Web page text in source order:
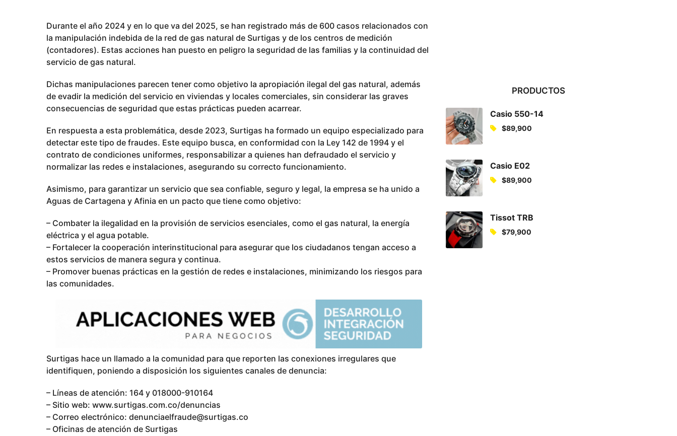
u
b
l
i
a
d
o
Durante el año 2024 y en lo que va del 2025, se han registrado más de 600 casos relacionados con
la manipulación indebida de la red de gas natural de Surtigas y de los centros de medición
(contadores). Estas acciones han puesto en peligro la seguridad de las familias y la continuidad del
servicio de gas natural.
Dichas manipulaciones parecen tener como objetivo la apropiación ilegal del gas natural, además
de evadir la medición del servicio en viviendas y locales comerciales, sin considerar las graves
consecuencias de seguridad que estas prácticas pueden acarrear.
En respuesta a esta problemática, desde 2023, Surtigas ha formado un equipo especializado para
detectar este tipo de fraudes. Este equipo busca, en conformidad con la Ley 142 de 1994 y el
contrato de condiciones uniformes, responsabilizar a quienes han defraudado el servicio y
normalizar las redes e instalaciones, asegurando su correcto funcionamiento.
Asimismo, para garantizar un servicio que sea confiable, seguro y legal, la empresa se ha unido a
Aguas de Cartagena y Afinia en un pacto que tiene como objetivo:
– Combater la ilegalidad en la provisión de servicios esenciales, como el gas natural, la energía
eléctrica y el agua potable.
– Fortalecer la cooperación interinstitucional para asegurar que los ciudadanos tengan acceso a
estos servicios de manera segura y continua.
– Promover buenas prácticas en la gestión de redes e instalaciones, minimizando los riesgos para
las comunidades.
Surtigas hace un llamado a la comunidad para que reporten las conexiones irregulares que
identifiquen, poniendo a disposición los siguientes canales de denuncia:
– Líneas de atención: 164 y 018000-910164
– Sitio web: www.surtigas.com.co/denuncias
– Correo electrónico: denunciaelfraude@surtigas.co
– Oficinas de atención de Surtigas
PRODUCTOS
Casio 550-14
$89,900
Casio E02
$89,900
Tissot TRB
$79,900